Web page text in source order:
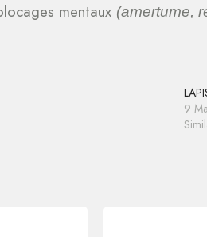
mentaux (amertume,
9